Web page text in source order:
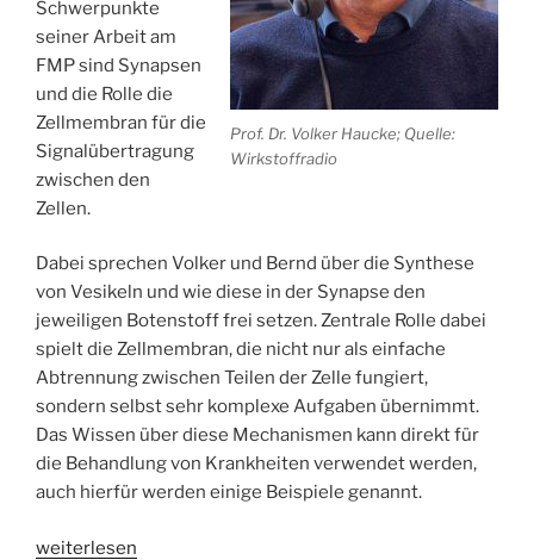
Prof. Dr. Volker Haucke; Quelle:
Wirkstoffradio
Schwerpunkte
seiner Arbeit am
FMP sind Synapsen
und die Rolle die
Zellmembran für die
Signalübertragung
zwischen den
Zellen.
Dabei sprechen Volker und Bernd über die Synthese
von Vesikeln und wie diese in der Synapse den
jeweiligen Botenstoff frei setzen. Zentrale Rolle dabei
spielt die Zellmembran, die nicht nur als einfache
Abtrennung zwischen Teilen der Zelle fungiert,
sondern selbst sehr komplexe Aufgaben übernimmt.
Das Wissen über diese Mechanismen kann direkt für
die Behandlung von Krankheiten verwendet werden,
auch hierfür werden einige Beispiele genannt.
„WSR052
weiterlesen